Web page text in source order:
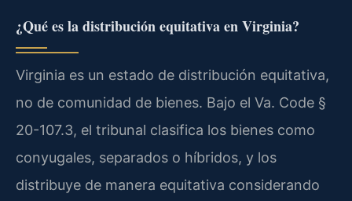
¿Qué es la distribución equitativa en Virginia?
Virginia es un estado de distribución equitativa,
no de comunidad de bienes. Bajo el Va. Code §
20-107.3, el tribunal clasifica los bienes como
conyugales, separados o híbridos, y los
distribuye de manera equitativa considerando